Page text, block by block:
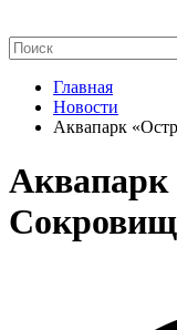
Главная
Новости
Аквапарк
Аквапарк